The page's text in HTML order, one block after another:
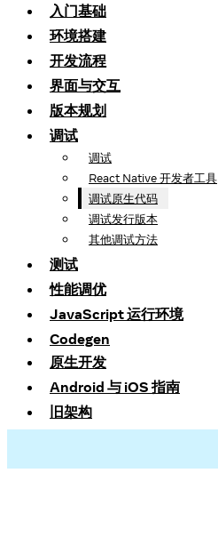
入门基础
环境搭建
开发流程
界面与交互
版本规划
调试
调试
React Native 开发者工具
调试原生代码
调试发行版本
其他调试方法
测试
性能调优
JavaScript 运行环境
Codegen
原生开发
Android 与 iOS 指南
旧架构